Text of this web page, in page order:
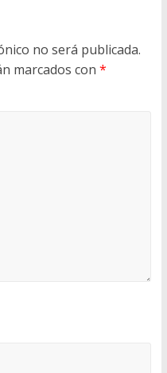
no será publicada.
marcados con *